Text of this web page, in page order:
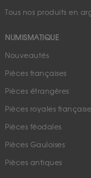
Tous nos produits en
NUMISMATIQUE
Nouveautés
Pièces françaises
Pièces étrangères
Pièces royales
Pièces féodales
Pièces Gauloises
Pièces antiques